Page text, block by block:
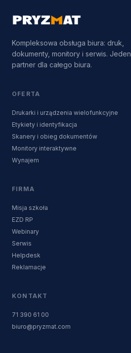
Kompleksowa obsługa biura: druk,
dokumenty, monitory i serwis. Jeden
partner dla całego biura.
OFERTA
Drukarki i urządzenia wielofunkcyjne
Etykiety i identyfikacja
Skanery i obieg dokumentów
Monitory interaktywne
Wynajem
FIRMA
Misja szkoła
EZD RP
Webinary
Serwis
Helpdesk
Reklamacje
KONTAKT
71 390 61 00
biuro@pryzmat.com